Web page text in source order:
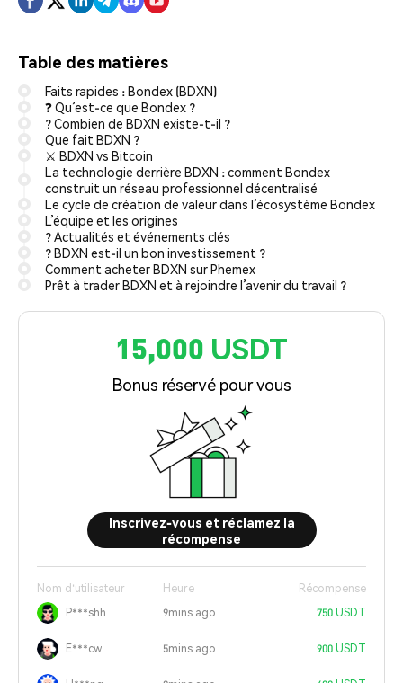
Table des matières
Faits rapides : Bondex (BDXN)
❓ Qu’est-ce que Bondex ?
? Combien de BDXN existe-t-il ?
Que fait BDXN ?
⚔️ BDXN vs Bitcoin
La technologie derrière BDXN : comment Bondex
construit un réseau professionnel décentralisé
Le cycle de création de valeur dans l’écosystème Bondex
L’équipe et les origines
? Actualités et événements clés
? BDXN est-il un bon investissement ?
Comment acheter BDXN sur Phemex
Prêt à trader BDXN et à rejoindre l’avenir du travail ?
15,000 USDT
Bonus réservé pour vous
Inscrivez-vous et réclamez la
récompense
Nom d'utilisateur Heure
Récompense
P***shh
9mins ago 750 USDT
E***cw 5mins ago 900 USDT